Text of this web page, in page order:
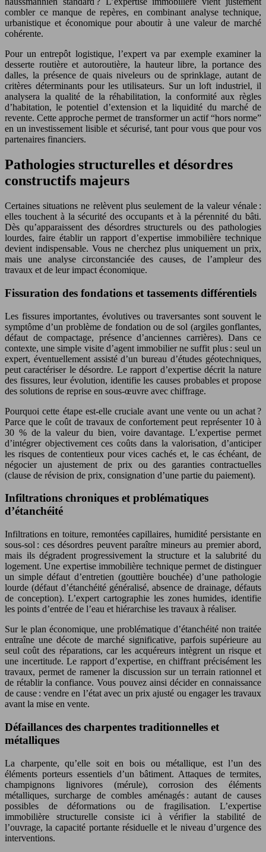
combler ce manque de repères, en combinant analyse technique,
urbanistique et économique pour aboutir à une valeur de marché
cohérente.
Pour un entrepôt logistique, l’expert va par exemple examiner la
desserte routière et autoroutière, la hauteur libre, la portance des
dalles, la présence de quais niveleurs ou de sprinklage, autant de
critères déterminants pour les utilisateurs. Sur un loft industriel, il
analysera la qualité de la réhabilitation, la conformité aux règles
d’habitation, le potentiel d’extension et la liquidité du marché de
revente. Cette approche permet de transformer un actif “hors norme”
en un investissement lisible et sécurisé, tant pour vous que pour vos
partenaires financiers.
Pathologies structurelles et désordres
constructifs majeurs
Certaines situations ne relèvent plus seulement de la valeur vénale :
elles touchent à la sécurité des occupants et à la pérennité du bâti.
Dès qu’apparaissent des désordres structurels ou des pathologies
lourdes, faire établir un rapport d’expertise immobilière technique
devient indispensable. Vous ne cherchez plus uniquement un prix,
mais une analyse circonstanciée des causes, de l’ampleur des
travaux et de leur impact économique.
Fissuration des fondations et tassements différentiels
Les fissures importantes, évolutives ou traversantes sont souvent le
symptôme d’un problème de fondation ou de sol (argiles gonflantes,
défaut de compactage, présence d’anciennes carrières). Dans ce
contexte, une simple visite d’agent immobilier ne suffit plus : seul un
expert, éventuellement assisté d’un bureau d’études géotechniques,
peut caractériser le désordre. Le rapport d’expertise décrit la nature
des fissures, leur évolution, identifie les causes probables et propose
des solutions de reprise en sous-œuvre avec chiffrage.
Pourquoi cette étape est-elle cruciale avant une vente ou un achat ?
Parce que le coût de travaux de confortement peut représenter 10 à
30 % de la valeur du bien, voire davantage. L’expertise permet
d’intégrer objectivement ces coûts dans la valorisation, d’anticiper
les risques de contentieux pour vices cachés et, le cas échéant, de
négocier un ajustement de prix ou des garanties contractuelles
(clause de révision de prix, consignation d’une partie du paiement).
Infiltrations chroniques et problématiques
d’étanchéité
Infiltrations en toiture, remontées capillaires, humidité persistante en
sous-sol : ces désordres peuvent paraître mineurs au premier abord,
mais ils dégradent progressivement la structure et la salubrité du
logement. Une expertise immobilière technique permet de distinguer
un simple défaut d’entretien (gouttière bouchée) d’une pathologie
lourde (défaut d’étanchéité généralisé, absence de drainage, défauts
de conception). L’expert cartographie les zones humides, identifie
les points d’entrée de l’eau et hiérarchise les travaux à réaliser.
Sur le plan économique, une problématique d’étanchéité non traitée
entraîne une décote de marché significative, parfois supérieure au
seul coût des réparations, car les acquéreurs intègrent un risque et
une incertitude. Le rapport d’expertise, en chiffrant précisément les
travaux, permet de ramener la discussion sur un terrain rationnel et
de rétablir la confiance. Vous pouvez ainsi décider en connaissance
de cause : vendre en l’état avec un prix ajusté ou engager les travaux
avant la mise en vente.
Défaillances des charpentes traditionnelles et
métalliques
La charpente, qu’elle soit en bois ou métallique, est l’un des
éléments porteurs essentiels d’un bâtiment. Attaques de termites,
champignons lignivores (mérule), corrosion des éléments
métalliques, surcharge de combles aménagés : autant de causes
possibles de déformations ou de fragilisation. L’expertise
immobilière structurelle consiste ici à vérifier la stabilité de
l’ouvrage, la capacité portante résiduelle et le niveau d’urgence des
interventions.